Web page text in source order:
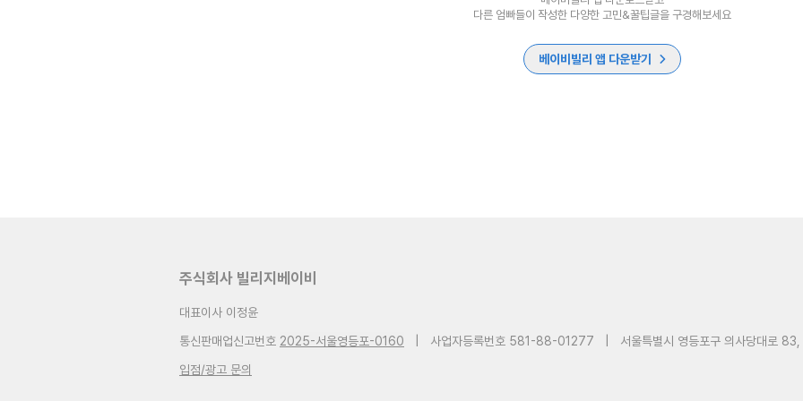
다른 엄빠들이 작성한 다양한 고민&꿀팁글을 구경해보세요
베이비빌리 앱 다운받기
주식회사 빌리지베이비
대표이사 이정윤
통신판매업신고번호 2025-서울영등포-0160 사업자등록번호 581-88-01277
서울특별시 영등포구 의사당대로
입점/광고 문의